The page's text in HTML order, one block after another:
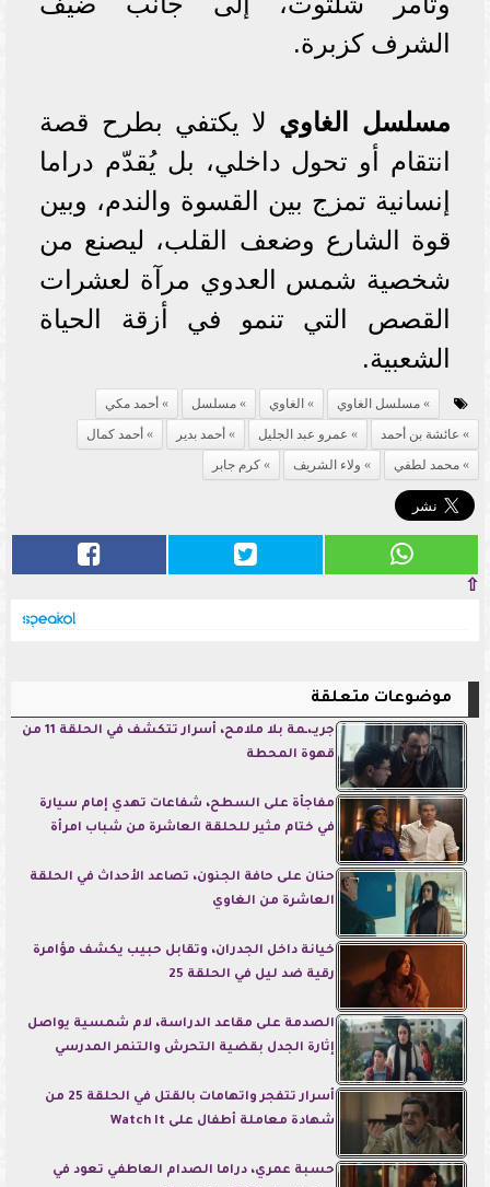
الشرف كزبرة.
مسلسل الغاوي لا يكتفي بطرح قصة
انتقام أو تحول داخلي، بل يُقدّم دراما
إنسانية تمزج بين القسوة والندم، وبين
قوة الشارع وضعف القلب، ليصنع من
شخصية شمس العدوي مرآة لعشرات
القصص التي تنمو في أزقة الحياة
الشعبية.
مسلسل الغاوي الغاوي مسلسل
أحمد مكي
عائشة بن أحمد
عمرو عبد الجليل أحمد بدير
أحمد كمال
محمد لطفي
ولاء الشريف كرم جابر
⇧
موضوعات متعلقة
جريـ،ـمة بلا ملامح، أسرار تتكشف في الحلقة 11 من
قهوة المحطة
مفاجأة على السطح، شفاعات تهدي إمام سيارة
في ختام مثير للحلقة العاشرة من شباب امرأة
حنان على حافة الجنون، تصاعد الأحداث في الحلقة
العاشرة من الغاوي
خيانة داخل الجدران، وتقابل حبيب يكشف مؤامرة
رقية ضد ليل في الحلقة 25
الصدمة على مقاعد الدراسة، لام شمسية يواصل
إثارة الجدل بقضية التحرش والتنمر المدرسي
أسرار تتفجر واتهامات بالقتل في الحلقة 25 من
شهادة معاملة أطفال على Watch It
حسبة عمري، دراما الصدام العاطفي تعود في